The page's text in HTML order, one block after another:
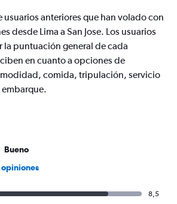
usuarios anteriores que han volado con
desde Lima a San Jose. Los usuarios
la puntuación general de cada
en cuanto a opciones de
comida, tripulación, servicio
Bueno
8,5